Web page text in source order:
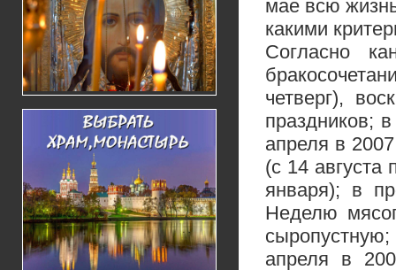
мае всю
какими
Согласно
четверг),
праздников;
апреля в
(с 14 августа
января); в
Неделю
апреля в